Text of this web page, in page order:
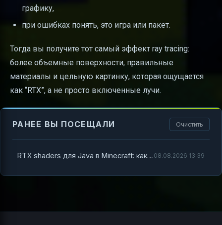
графику,
при ошибках понять, это игра или пакет.
Тогда вы получите тот самый эффект ray tracing:
более объемные поверхности, правильные
материалы и цельную картинку, которая ощущается
как “RTX”, а не просто включенные лучи.
РАНЕЕ ВЫ ПОСЕЩАЛИ Очистить
RTX shaders для Java в Minecraft: как добиться «RTX-кадра» и не упереться в баги 08.08.2026 13:39